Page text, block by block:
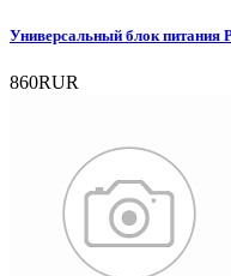
Универсальный блок питания
860RUR